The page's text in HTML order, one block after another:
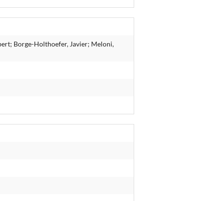
Borge-Holthoefer, Javier; Meloni,